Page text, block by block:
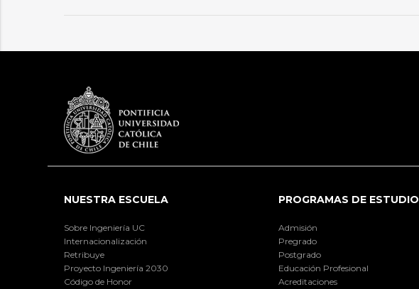
NUESTRA ESCUELA
Sobre Ingeniería UC
Internacionalización
Retribuye
Proyecto Ingeniería 2030
Código de Honor
PROGRAMAS DE ESTUDIO
Admisión
Pregrado
Postgrado
Educación Profesional
Acreditaciones